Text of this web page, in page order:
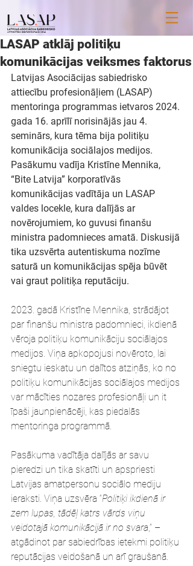
LASAP atklāj politiķu
komunikācijas veiksmes faktorus
Latvijas Asociācijas sabiedrisko
attiecību profesionāļiem (LASAP)
mentoringa programmas ietvaros 2024.
gada 16. aprīlī norisinājās jau 4.
seminārs, kura tēma bija politiķu
komunikācija sociālajos medijos.
Pasākumu vadīja Kristīne Mennika,
“Bite Latvija” korporatīvās
komunikācijas vadītāja un LASAP
valdes locekle, kura dalījās ar
novērojumiem, ko guvusi finanšu
ministra padomnieces amatā. Diskusijā
tika uzsvērta autentiskuma nozīme
saturā un komunikācijas spēja būvēt
vai graut politiķa reputāciju.
2023. gadā Kristīne Mennika, strādājot
par finanšu ministra padomnieci, ikdienā
vēroja politiķu komunikāciju sociālajos
medijos. Viņa apkopojusi novēroto, lai
sniegtu ieskatu un dalītos atziņās, ko no
politiķu komunikācijas sociālajos medijos
var mācīties nozares profesionāļi un it
īpaši jaunpienācēji, kas piedalās
mentoringa programmā.
Pasākuma vadītāja dalījās ar savu
pieredzi un tika skatīti un apspriesti
Latvijas amatpersonu sociālo mediju
ieraksti. Viņa uzsvēra “Politiķi ikdienā ir
zem lupas, tādēļ katrs vārds viņu
veidotajā komunikācijā ir no svara,” –
atgādinot par sabiedrības ietekmi politiķu
reputācijas veidošanā un arī graušanā.